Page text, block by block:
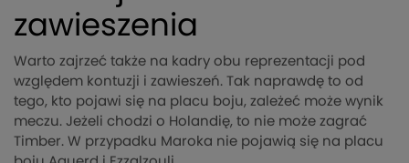
zawieszenia
Warto zajrzeć także na kadry obu reprezentacji pod
względem kontuzji i zawieszeń. Tak naprawdę to od
tego, kto pojawi się na placu boju, zależeć może wynik
meczu. Jeżeli chodzi o Holandię, to nie może zagrać
Timber. W przypadku Maroka nie pojawią się na placu